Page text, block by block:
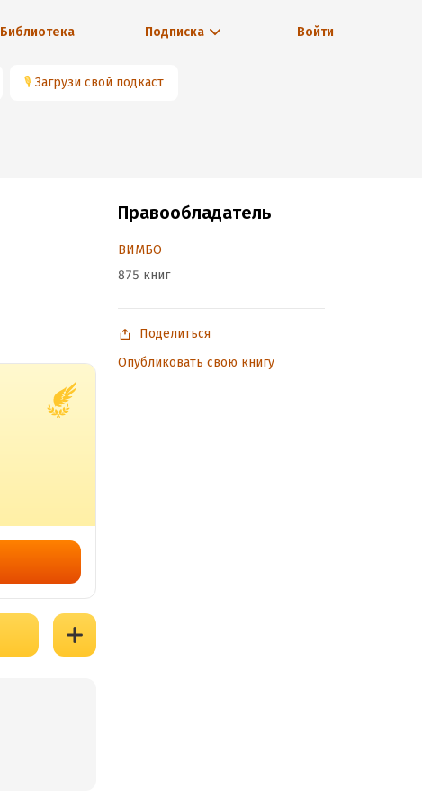
Библиотека Подписка Войти
🎙 Загрузи свой подкаст
Правообладатель
ВИМБО
875 книг
Поделиться
Опубликовать свою книгу